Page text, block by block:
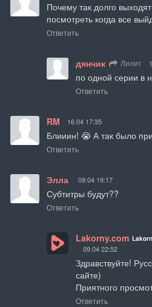
Почему так долго
посмотреть когда все
Ответить
дянчик Лилит
по одной серии в
Ответить
RM 16.04 17:35
Блииин! 😭 А так было
Ответить
Элла 09.04 19:17
Субтитры будут??
Ответить
Lakorny.com
09.04 22:52
Здравствуйте!
сайте)
Приятного
Ответить